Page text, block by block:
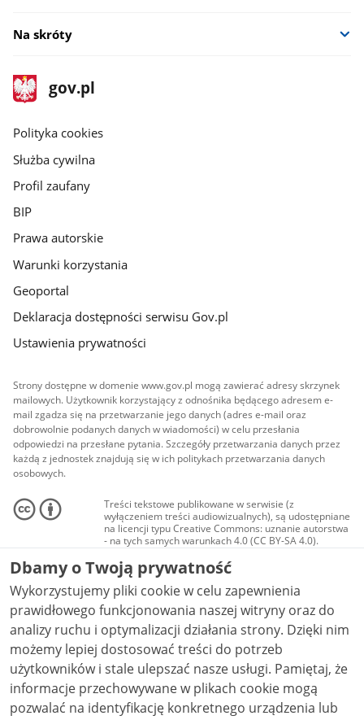
Na skróty
stopka
gov.pl
Strona
gov.pl
gov.pl
Polityka cookies
Służba cywilna
Profil zaufany
BIP
Prawa autorskie
Warunki korzystania
Geoportal
Deklaracja dostępności serwisu Gov.pl
Ustawienia prywatności
Strony dostępne w domenie www.gov.pl mogą zawierać adresy skrzynek
mailowych. Użytkownik korzystający z odnośnika będącego adresem e-
mail zgadza się na przetwarzanie jego danych (adres e-mail oraz
dobrowolnie podanych danych w wiadomości) w celu przesłania
odpowiedzi na przesłane pytania. Szczegóły przetwarzania danych przez
każdą z jednostek znajdują się w ich politykach przetwarzania danych
osobowych.
Treści tekstowe publikowane w serwisie (z
wyłączeniem treści audiowizualnych), są udostępniane
na licencji typu Creative Commons: uznanie autorstwa
- na tych samych warunkach 4.0 (CC BY-SA 4.0).
Materiały audiowizualne, w tym zdjęcia, materiały
audio i wideo, są udostępniane na licencji typu
Creative Commons: uznanie autorstwa użycie
niekomercyjne - bez utworów zależnych 4.0 (CC BY-
NC-ND 4.0), o ile nie jest to stwierdzone inaczej.
Dbamy o Twoją prywatność
Wykorzystujemy pliki cookie w celu zapewnienia
prawidłowego funkcjonowania naszej witryny oraz do
analizy ruchu i optymalizacji działania strony. Dzięki nim
możemy lepiej dostosować treści do potrzeb
użytkowników i stale ulepszać nasze usługi. Pamiętaj, że
informacje przechowywane w plikach cookie mogą
pozwalać na identyfikację konkretnego urządzenia lub